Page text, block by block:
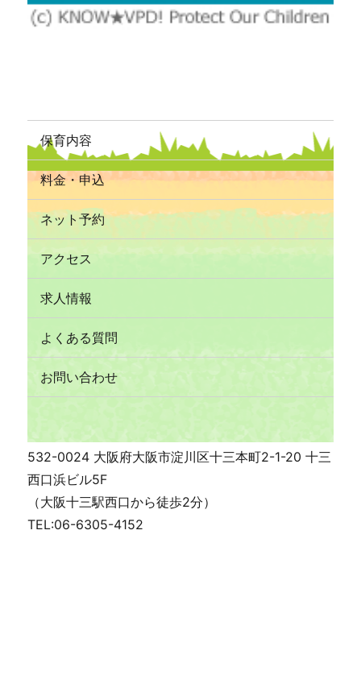
保育内容
料金・申込
ネット予約
アクセス
求人情報
よくある質問
お問い合わせ
532-0024 大阪府大阪市淀川区十三本町2-1-20 十三
西口浜ビル5F
（大阪十三駅西口から徒歩2分）
TEL:06-6305-4152